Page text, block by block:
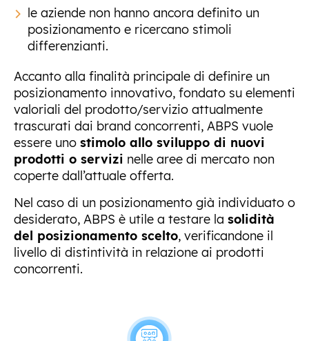
le aziende non hanno ancora definito un
posizionamento e ricercano stimoli
differenzianti.
Accanto alla finalità principale di definire un
posizionamento innovativo, fondato su elementi
valoriali del prodotto/servizio attualmente
trascurati dai brand concorrenti, ABPS vuole
essere uno stimolo allo sviluppo di nuovi
prodotti o servizi nelle aree di mercato non
coperte dall’attuale offerta.
Nel caso di un posizionamento già individuato o
desiderato, ABPS è utile a testare la solidità
del posizionamento scelto, verificandone il
livello di distintività in relazione ai prodotti
concorrenti.